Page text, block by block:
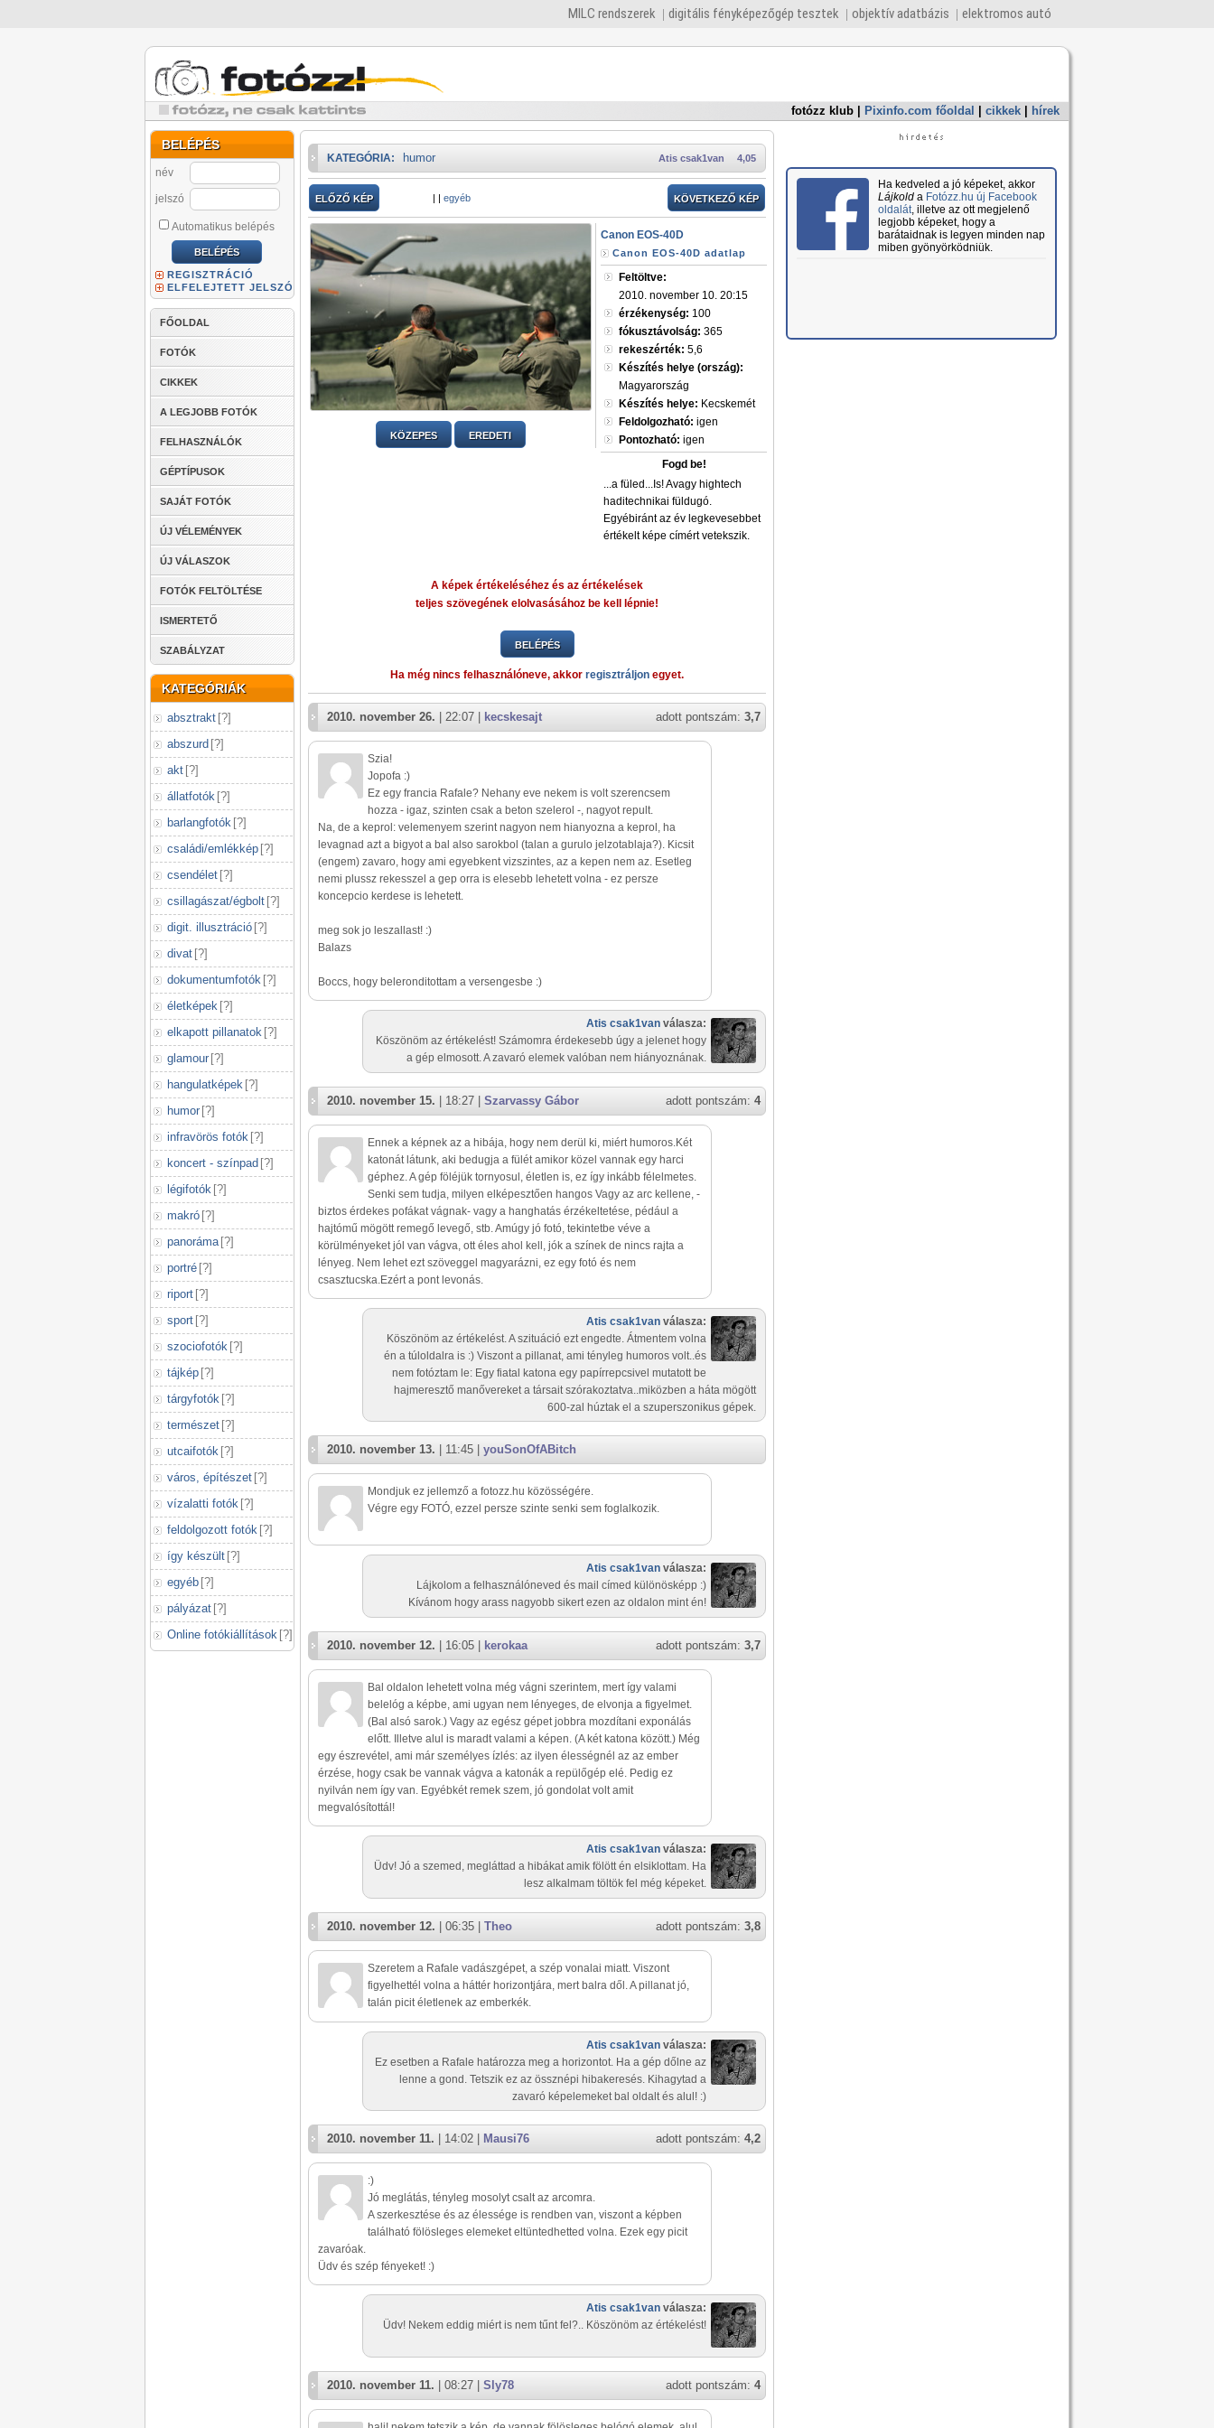
MILC rendszerek digitális fényképezőgép tesztek objektív adatbázis elektromos autó
fotózz klub Pixinfo.com főoldal cikkek hírek
BELÉPÉS
név
jelszó
Automatikus belépés
REGISZTRÁCIÓ
ELFELEJTETT JELSZÓ
FŐOLDAL
FOTÓK
CIKKEK
A LEGJOBB FOTÓK
FELHASZNÁLÓK
GÉPTÍPUSOK
SAJÁT FOTÓK
ÚJ VÉLEMÉNYEK
ÚJ VÁLASZOK
FOTÓK FELTÖLTÉSE
ISMERTETŐ
SZABÁLYZAT
KATEGÓRIÁK
absztrakt [?]
abszurd [?]
akt [?]
állatfotók [?]
barlangfotók [?]
családi/emlékkép [?]
csendélet [?]
csillagászat/égbolt [?]
digit. illusztráció [?]
divat [?]
dokumentumfotók [?]
életképek [?]
elkapott pillanatok [?]
glamour [?]
hangulatképek [?]
humor [?]
infravörös fotók [?]
koncert - színpad [?]
légifotók [?]
makró [?]
panoráma [?]
portré [?]
riport [?]
sport [?]
szociofotók [?]
tájkép [?]
tárgyfotók [?]
természet [?]
utcaifotók [?]
város, építészet [?]
vízalatti fotók [?]
feldolgozott fotók [?]
így készült [?]
egyéb [?]
pályázat [?]
Online fotókiállítások [?]
4,05
Atis csak1van
KATEGÓRIA: humor
ELŐZŐ KÉP | | egyéb KÖVETKEZŐ KÉP
KÖZEPES EREDETI
Canon EOS-40D
Canon EOS-40D adatlap
Feltöltve:
2010. november 10. 20:15
érzékenység: 100
fókusztávolság: 365
rekeszérték: 5,6
Készítés helye (ország):
Magyarország
Készítés helye: Kecskemét
Feldolgozható: igen
Pontozható: igen
Fogd be!
...a füled...Is! Avagy hightech
haditechnikai füldugó.
Egyébiránt az év legkevesebbet
értékelt képe címért vetekszik.
A képek értékeléséhez és az értékelések
teljes szövegének elolvasásához be kell lépnie!
BELÉPÉS
Ha még nincs felhasználóneve, akkor regisztráljon egyet.
adott pontszám: 3,7
2010. november 26. | 22:07 | kecskesajt
Szia!
Jopofa :)
Ez egy francia Rafale? Nehany eve nekem is volt szerencsem
hozza - igaz, szinten csak a beton szelerol -, nagyot repult.
Na, de a keprol: velemenyem szerint nagyon nem hianyozna a keprol, ha
levagnad azt a bigyot a bal also sarokbol (talan a gurulo jelzotablaja?). Kicsit
(engem) zavaro, hogy ami egyebkent vizszintes, az a kepen nem az. Esetleg
nemi plussz rekesszel a gep orra is elesebb lehetett volna - ez persze
koncepcio kerdese is lehetett.
meg sok jo leszallast! :)
Balazs
Boccs, hogy beleronditottam a versengesbe :)
Atis csak1van válasza:
Köszönöm az értékelést! Számomra érdekesebb úgy a jelenet hogy
a gép elmosott. A zavaró elemek valóban nem hiányoznának.
adott pontszám: 4
2010. november 15. | 18:27 | Szarvassy Gábor
Ennek a képnek az a hibája, hogy nem derül ki, miért humoros.Két
katonát látunk, aki bedugja a fülét amikor közel vannak egy harci
géphez. A gép föléjük tornyosul, életlen is, ez így inkább félelmetes.
Senki sem tudja, milyen elképesztően hangos Vagy az arc kellene, -
biztos érdekes pofákat vágnak- vagy a hanghatás érzékeltetése, pédául a
hajtómű mögött remegő levegő, stb. Amúgy jó fotó, tekintetbe véve a
körülményeket jól van vágva, ott éles ahol kell, jók a színek de nincs rajta a
lényeg. Nem lehet ezt szöveggel magyarázni, ez egy fotó és nem
csasztucska.Ezért a pont levonás.
Atis csak1van válasza:
Köszönöm az értékelést. A szituáció ezt engedte. Átmentem volna
én a túloldalra is :) Viszont a pillanat, ami tényleg humoros volt..és
nem fotóztam le: Egy fiatal katona egy papírrepcsivel mutatott be
hajmeresztő manővereket a társait szórakoztatva..miközben a háta mögött
600-zal húztak el a szuperszonikus gépek.
2010. november 13. | 11:45 | youSonOfABitch
Mondjuk ez jellemző a fotozz.hu közösségére.
Végre egy FOTÓ, ezzel persze szinte senki sem foglalkozik.
Atis csak1van válasza:
Lájkolom a felhasználóneved és mail címed különösképp :)
Kívánom hogy arass nagyobb sikert ezen az oldalon mint én!
adott pontszám: 3,7
2010. november 12. | 16:05 | kerokaa
Bal oldalon lehetett volna még vágni szerintem, mert így valami
belelóg a képbe, ami ugyan nem lényeges, de elvonja a figyelmet.
(Bal alsó sarok.) Vagy az egész gépet jobbra mozdítani exponálás
előtt. Illetve alul is maradt valami a képen. (A két katona között.) Még
egy észrevétel, ami már személyes ízlés: az ilyen élességnél az az ember
érzése, hogy csak be vannak vágva a katonák a repülőgép elé. Pedig ez
nyilván nem így van. Egyébkét remek szem, jó gondolat volt amit
megvalósítottál!
Atis csak1van válasza:
Üdv! Jó a szemed, megláttad a hibákat amik fölött én elsiklottam. Ha
lesz alkalmam töltök fel még képeket.
adott pontszám: 3,8
2010. november 12. | 06:35 | Theo
Szeretem a Rafale vadászgépet, a szép vonalai miatt. Viszont
figyelhettél volna a háttér horizontjára, mert balra dől. A pillanat jó,
talán picit életlenek az emberkék.
Atis csak1van válasza:
Ez esetben a Rafale határozza meg a horizontot. Ha a gép dőlne az
lenne a gond. Tetszik ez az össznépi hibakeresés. Kihagytad a
zavaró képelemeket bal oldalt és alul! :)
adott pontszám: 4,2
2010. november 11. | 14:02 | Mausi76
:)
Jó meglátás, tényleg mosolyt csalt az arcomra.
A szerkesztése és az élessége is rendben van, viszont a képben
található fölösleges elemeket eltüntedhetted volna. Ezek egy picit
zavaróak.
Üdv és szép fényeket! :)
Atis csak1van válasza:
Üdv! Nekem eddig miért is nem tűnt fel?.. Köszönöm az értékelést!
adott pontszám: 4
2010. november 11. | 08:27 | Sly78
Ha kedveled a jó képeket, akkor
Lájkolda Fotózz.hu új Facebook
oldalát, illetve az ott megjelenő
legjobb képeket, hogy a
barátaidnak is legyen minden nap
miben gyönyörködniük.